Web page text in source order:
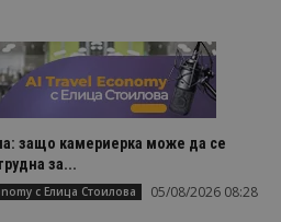
защо камериерка може да се
за...
с Елица Стоилова 05/08/2026 08:28